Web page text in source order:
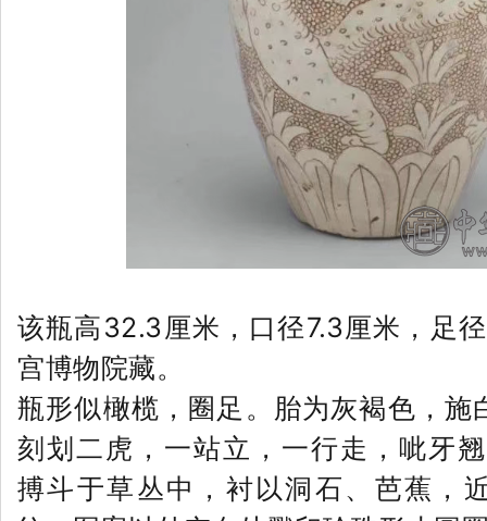
该瓶高32.3厘米，口径7.3厘米，足
宫博物院藏。
瓶形似橄榄，圈足。胎为灰褐色，施
刻划二虎，一站立，一行走，呲牙
搏斗于草丛中，衬以洞石、芭蕉，